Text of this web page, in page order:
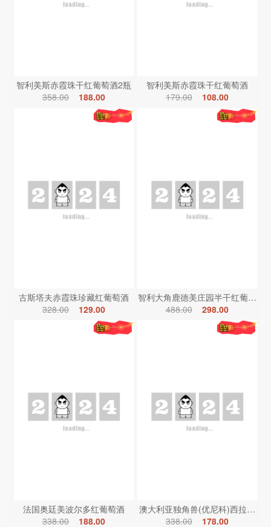
智利美斯赤霞珠干红葡萄酒2瓶
358.00
188.00
智利美斯赤霞珠干红葡萄酒
179.00
108.00
古斯塔夫赤霞珠珍藏红葡萄酒
328.00
129.00
智利大角鹿德美庄园半干红葡萄酒
488.00
298.00
法国奥廷美波尔多红葡萄酒
338.00
188.00
澳大利亚独角兽(优尼科)西拉红葡
338.00
178.00